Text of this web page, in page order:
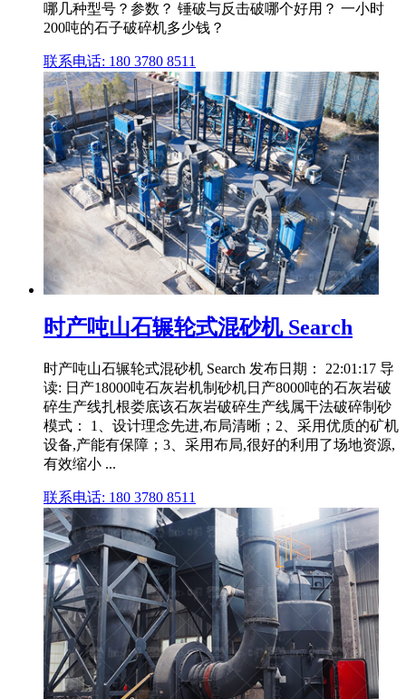
哪几种型号？参数？ 锤破与反击破哪个好用？ 一小时
200吨的石子破碎机多少钱？
联系电话: 180 3780 8511
时产吨山石辗轮式混砂机 Search
时产吨山石辗轮式混砂机 Search 发布日期： 22:01:17 导
读: 日产18000吨石灰岩机制砂机日产8000吨的石灰岩破
碎生产线扎根娄底该石灰岩破碎生产线属干法破碎制砂
模式： 1、设计理念先进,布局清晰；2、采用优质的矿机
设备,产能有保障；3、采用布局,很好的利用了场地资源,
有效缩小 ...
联系电话: 180 3780 8511